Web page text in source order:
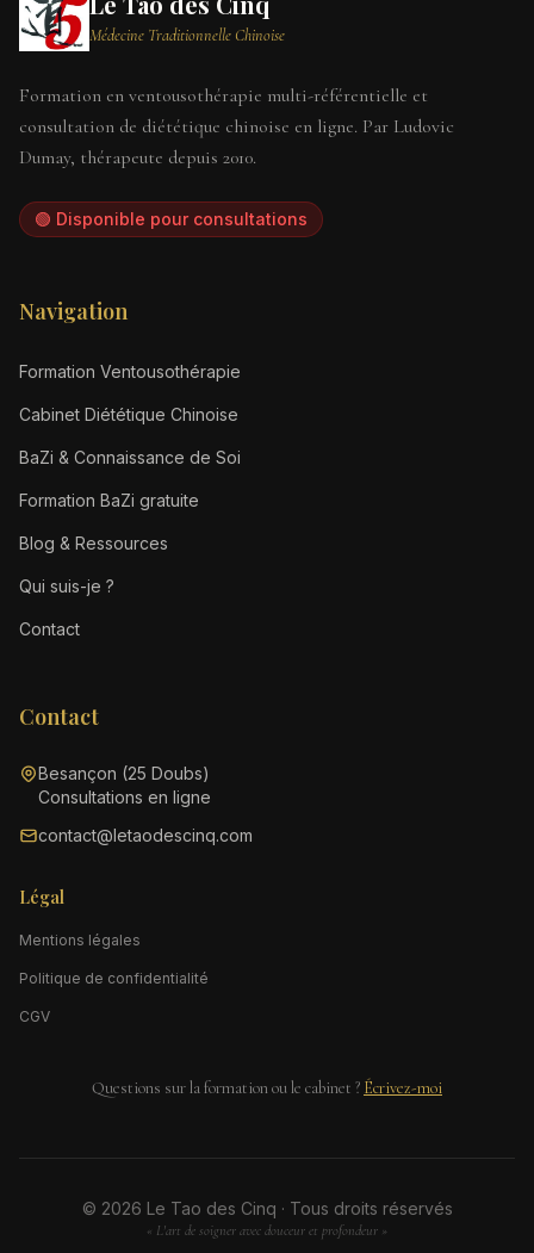
Médecine Traditionnelle Chinoise
Formation en ventousothérapie multi-référentielle et
consultation de diététique chinoise en ligne. Par Ludovic
Dumay, thérapeute depuis 2010.
🟢 Disponible pour consultations
Navigation
Formation Ventousothérapie
Cabinet Diététique Chinoise
BaZi & Connaissance de Soi
Formation BaZi gratuite
Blog & Ressources
Qui suis-je ?
Contact
Contact
Besançon (25 Doubs)
Consultations en ligne
contact@letaodescinq.com
Légal
Mentions légales
Politique de confidentialité
CGV
Questions sur la formation ou le cabinet ? Écrivez-moi
© 2026 Le Tao des Cinq · Tous droits réservés
« L'art de soigner avec douceur et profondeur »